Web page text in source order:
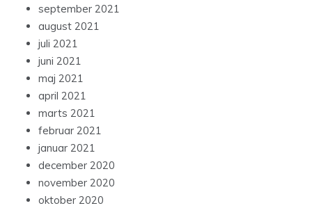
september 2021
august 2021
juli 2021
juni 2021
maj 2021
april 2021
marts 2021
februar 2021
januar 2021
december 2020
november 2020
oktober 2020